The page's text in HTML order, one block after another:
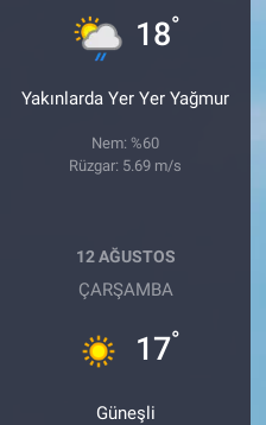
18°
Yakınlarda Yer Yer Yağmur
Nem: %60
Rüzgar: 5.69 m/s
12 AĞUSTOS
ÇARŞAMBA
17°
Güneşli